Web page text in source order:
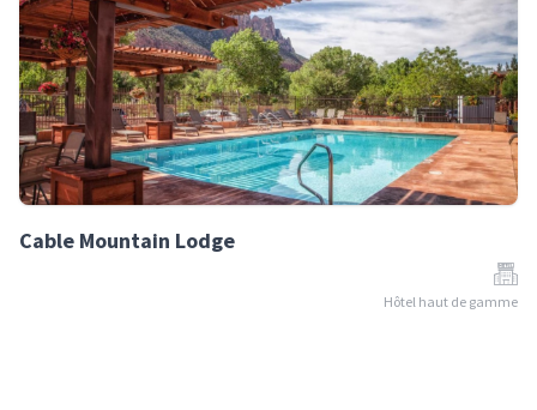
Cable Mountain Lodge
Hôtel haut de gamme